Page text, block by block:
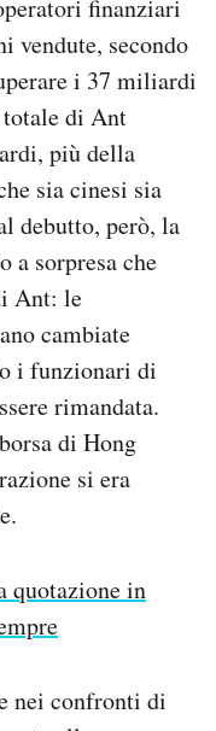
finanziari
vendute, secondo
i 37 miliardi
di Ant
più della
sia cinesi sia
debutto, però, la
a sorpresa che
Ant: le
cambiate
i funzionari di
rimandata.
di Hong
si era
quotazione in
nei confronti di